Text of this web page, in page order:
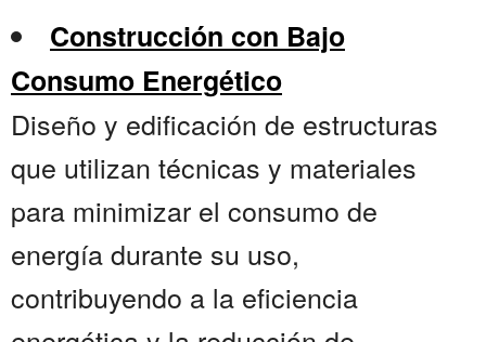
Construcción con Bajo
Consumo Energético
Diseño y edificación de estructuras
que utilizan técnicas y materiales
para minimizar el consumo de
energía durante su uso,
contribuyendo a la eficiencia